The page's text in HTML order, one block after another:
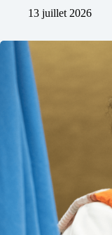
13 juillet 2026